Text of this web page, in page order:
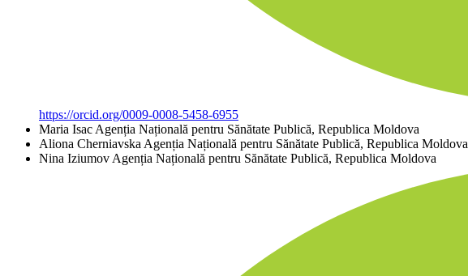
https://orcid.org/0009-0008-5458-6955
Maria Isac Agenția Națională pentru Sănătate Publică, Republica Moldova
Aliona Cherniavska Agenția Națională pentru Sănătate Publică, Republica Moldova
Nina Iziumov Agenția Națională pentru Sănătate Publică, Republica Moldova